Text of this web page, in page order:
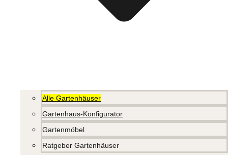
Alle Gartenhäuser
Gartenhaus-Konfigurator
Gartenmöbel
Ratgeber Gartenhäuser